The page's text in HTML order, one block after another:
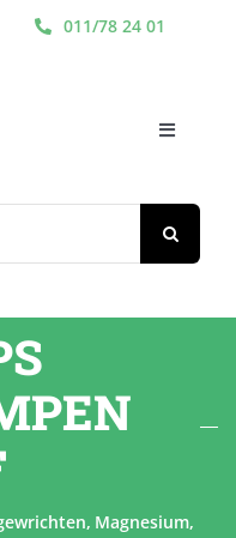
011/78 24 01
Toggle
Magnesium